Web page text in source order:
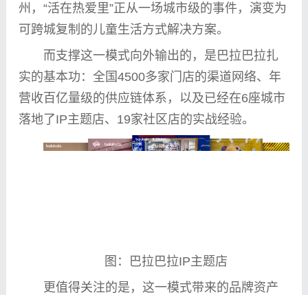
州，“活在热爱里”正从一场城市级的事件，演变为
可跨城复制的儿童生活方式解决方案。
而支撑这一模式向外输出的，是巴拉巴拉扎
实的基本功：全国4500多家门店的渠道网络、年
营收百亿量级的供应链体系，以及已经在6座城市
落地了IP主题店、19家社区店的实战经验。
图：巴拉巴拉IP主题店
更值得关注的是，这一模式带来的品牌资产